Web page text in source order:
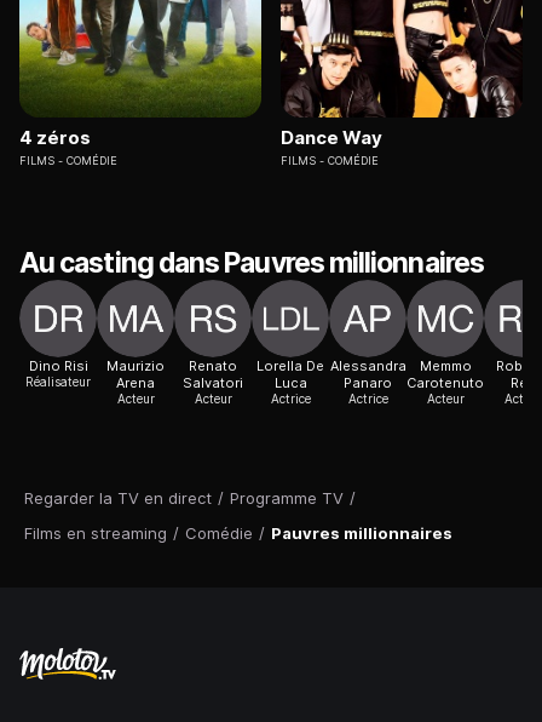
Regarder la TV en direct / Programme TV /
Films en streaming / Comédie / Pauvres millionnaires
4 zéros
FILMS COMÉDIE
Dance Way
FILMS COMÉDIE
Au casting dans Pauvres millionnaires
Dino Risi
Réalisateur
Maurizio
Arena
Acteur
Renato
Salvatori
Acteur
Lorella De
Luca
Actrice
Alessandra
Panaro
Actrice
Memmo
Carotenuto
Acteur
Rey
Acteur